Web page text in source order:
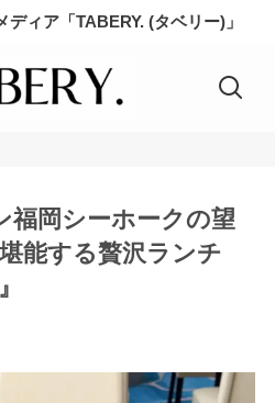
ィア「TABERY. (タベリー)」
福岡シーホークの望
能する贅沢ランチ